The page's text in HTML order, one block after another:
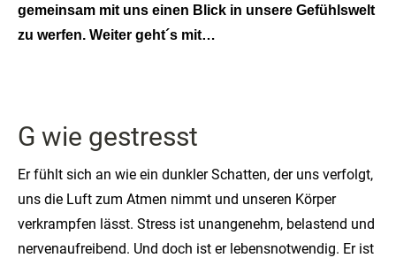
gemeinsam mit uns einen Blick in unsere Gefühlswelt
zu werfen. Weiter geht´s mit…
G wie gestresst
Er fühlt sich an wie ein dunkler Schatten, der uns verfolgt,
uns die Luft zum Atmen nimmt und unseren Körper
verkrampfen lässt. Stress ist unangenehm, belastend und
nervenaufreibend. Und doch ist er lebensnotwendig. Er ist